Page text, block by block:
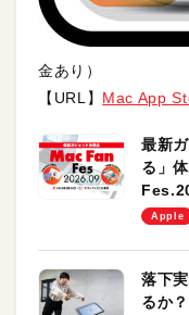
金あり）
【URL】 Mac App
最新
る」
しま
Apple
落下
るか